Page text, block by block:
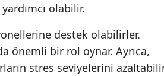
olabilir.
destek olabilirler.
önemli bir rol oynar. Ayrıca,
stres seviyelerini